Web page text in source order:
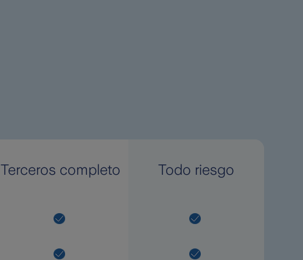
Terceros completo Todo riesgo